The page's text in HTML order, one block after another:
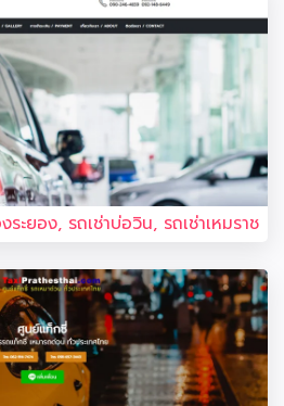
ระยอง, รถเช่าบ่อวิน, รถเช่าเหมราช